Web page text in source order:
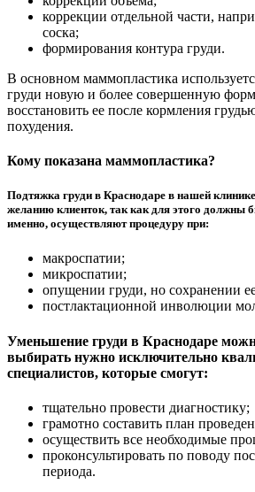
коррекции отдельной части,
соска;
формирования контура груди.
В основном маммопластика
груди новую и более совершенную
восстановить ее после кормления
похудения.
Кому показана маммопластика?
Подтяжка груди в Краснодаре в нашей клинике
желанию клиенток, так как для этого должны
именно, осуществляют процедуру при:
макроспатии;
микроспатии;
опущении груди, но сохранении
постлактационной инволюции
Уменьшение груди в Краснодаре
выбирать нужно исключительно
специалистов, которые смогут:
тщательно провести диагностику;
грамотно составить план
осуществить все необходимые
проконсультировать по поводу
периода.